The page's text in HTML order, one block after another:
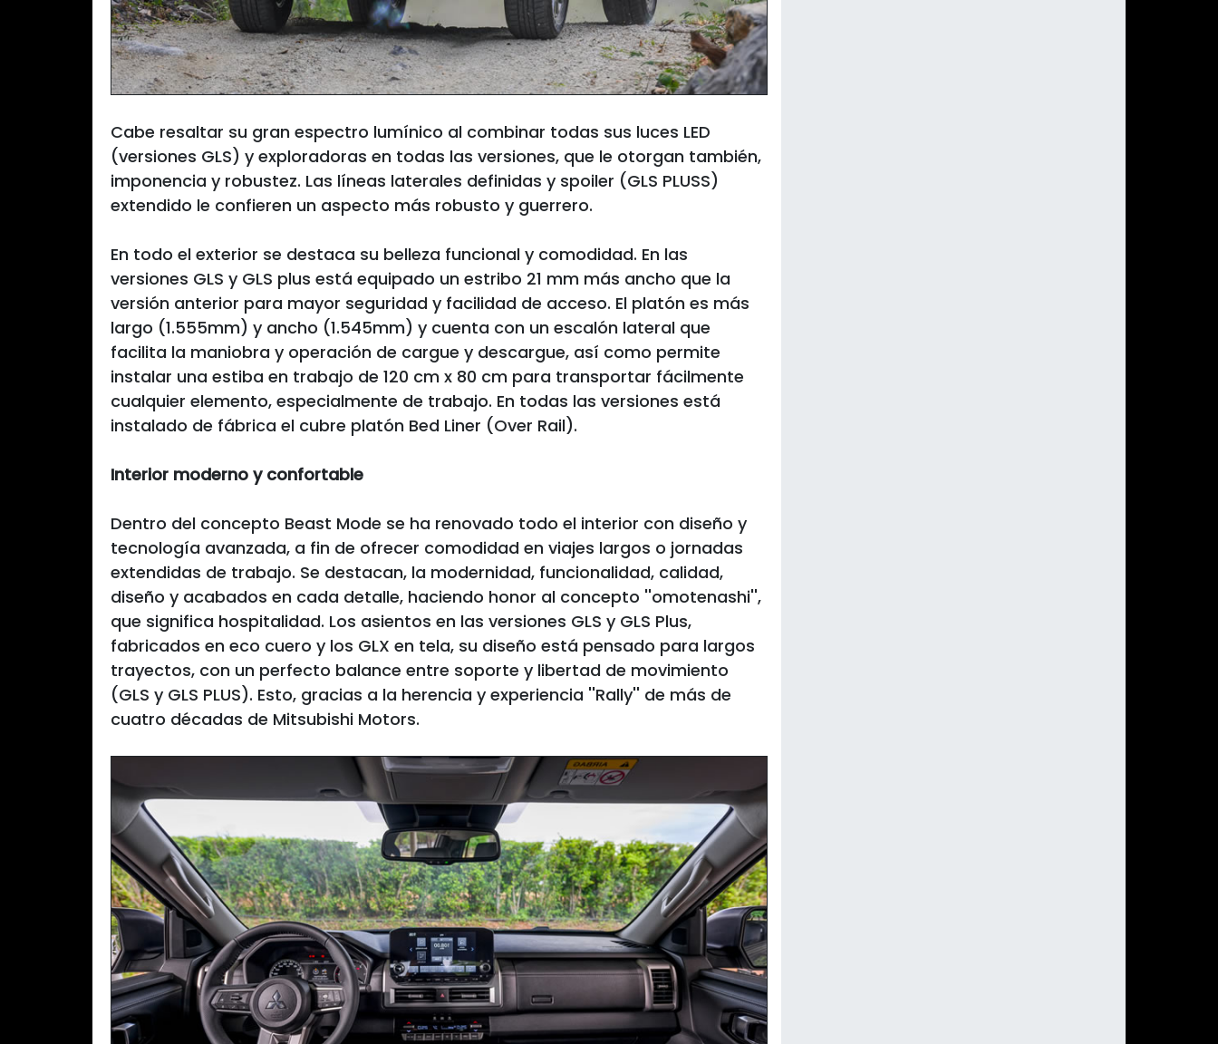
Cabe resaltar su gran espectro lumínico al combinar todas sus luces LED
(versiones GLS) y exploradoras en todas las versiones, que le otorgan también,
imponencia y robustez. Las líneas laterales definidas y spoiler (GLS PLUSS)
extendido le confieren un aspecto más robusto y guerrero.
En todo el exterior se destaca su belleza funcional y comodidad. En las
versiones GLS y GLS plus está equipado un estribo 21 mm más ancho que la
versión anterior para mayor seguridad y facilidad de acceso. El platón es más
largo (1.555mm) y ancho (1.545mm) y cuenta con un escalón lateral que
facilita la maniobra y operación de cargue y descargue, así como permite
instalar una estiba en trabajo de 120 cm x 80 cm para transportar fácilmente
cualquier elemento, especialmente de trabajo. En todas las versiones está
instalado de fábrica el cubre platón Bed Liner (Over Rail).
Interior moderno y confortable
Dentro del concepto Beast Mode se ha renovado todo el interior con diseño y
tecnología avanzada, a fin de ofrecer comodidad en viajes largos o jornadas
extendidas de trabajo. Se destacan, la modernidad, funcionalidad, calidad,
diseño y acabados en cada detalle, haciendo honor al concepto ''omotenashi'',
que significa hospitalidad. Los asientos en las versiones GLS y GLS Plus,
fabricados en eco cuero y los GLX en tela, su diseño está pensado para largos
trayectos, con un perfecto balance entre soporte y libertad de movimiento
(GLS y GLS PLUS). Esto, gracias a la herencia y experiencia ''Rally'' de más de
cuatro décadas de Mitsubishi Motors.